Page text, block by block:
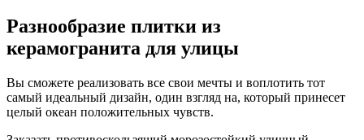
Разнообразие плитки из
керамогранита для улицы
Вы сможете реализовать все свои мечты и воплотить тот
самый идеальный дизайн, один взгляд на, который принесет
целый океан положительных чувств.